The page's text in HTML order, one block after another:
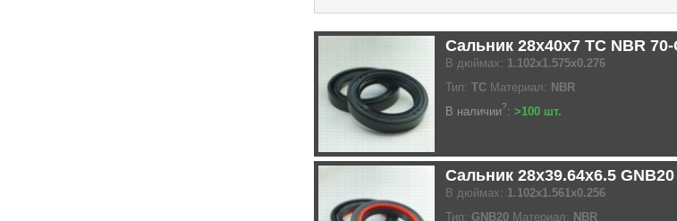
Сальник 28x40x7 TC NBR 70-
В дюймах: 1.102x1.575x0.276
Тип: TC Материал: NBR
В наличии?: >100 шт.
Сальник 28x39.64x6.5
В дюймах: 1.102x1.561x0.256
Тип: GNB20 Материал: NBR